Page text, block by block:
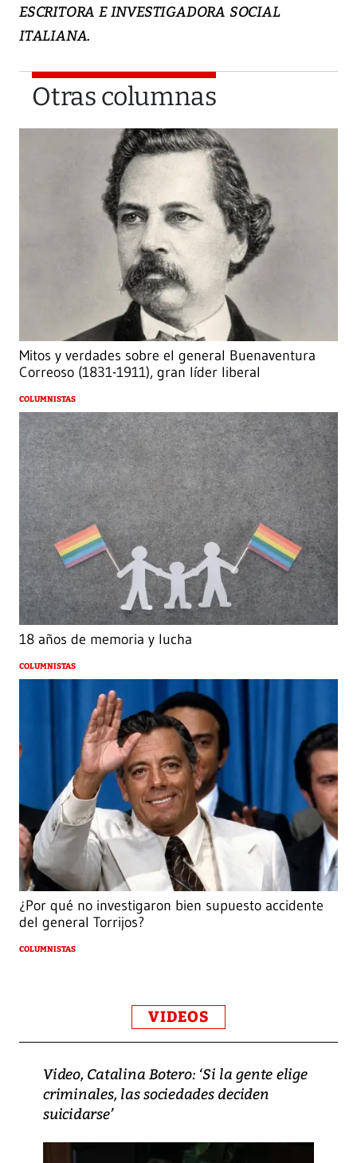
ESCRITORA E INVESTIGADORA SOCIAL
ITALIANA.
Otras columnas
Mitos y verdades sobre el general Buenaventura
Correoso (1831-1911), gran líder liberal
COLUMNISTAS
18 años de memoria y lucha
COLUMNISTAS
¿Por qué no investigaron bien supuesto accidente
del general Torrijos?
COLUMNISTAS
VIDEOS
Video, Catalina Botero: ‘Si la gente elige
criminales, las sociedades deciden
suicidarse’